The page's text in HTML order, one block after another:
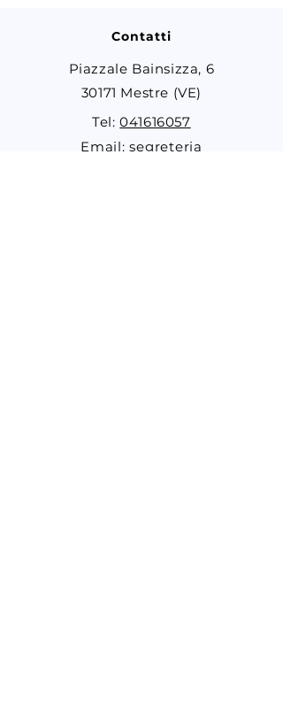
Contatti
Piazzale Bainsizza, 6
30171 Mestre (VE)
Tel:041616057
Email: segreteria